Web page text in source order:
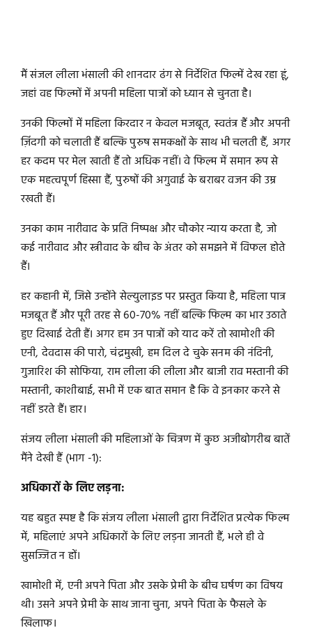
मैं संजल लीला भंसाली की शानदार ढंग से निर्देशित फिल्में देख रहा हूं,
जहां वह फिल्मों में अपनी महिला पात्रों को ध्यान से चुनता है।
उनकी फिल्मों में महिला किरदार न केवल मजबूत, स्वतंत्र हैं और अपनी
ज़िंदगी को चलाती हैं बल्कि पुरुष समकक्षों के साथ भी चलती हैं, अगर
हर कदम पर मेल खाती हैं तो अधिक नहीं। वे फिल्म में समान रूप से
एक महत्वपूर्ण हिस्सा हैं, पुरुषों की अगुवाई के बराबर वजन की उम्र
रखती हैं।
उनका काम नारीवाद के प्रति निष्पक्ष और चौकोर न्याय करता है, जो
कई नारीवाद और स्त्रीवाद के बीच के अंतर को समझने में विफल होते
हैं।
हर कहानी में, जिसे उन्होंने सेल्युलाइड पर प्रस्तुत किया है, महिला पात्र
मजबूत हैं और पूरी तरह से 60-70% नहीं बल्कि फिल्म का भार उठाते
हुए दिखाई देती हैं। अगर हम उन पात्रों को याद करें तो खामोशी की
एनी, देवदास की पारो, चंद्रमुखी, हम दिल दे चुके सनम की नंदिनी,
गुजारिश की सोफिया, राम लीला की लीला और बाजी राव मस्तानी की
मस्तानी, काशीबाई, सभी में एक बात समान है कि वे इनकार करने से
नहीं डरते हैं। हार।
संजय लीला भंसाली की महिलाओं के चित्रण में कुछ अजीबोगरीब बातें
मैंने देखी हैं (भाग -1):
अधिकारों के लिए लड़ना:
यह बहुत स्पष्ट है कि संजय लीला भंसाली द्वारा निर्देशित प्रत्येक फिल्म
में, महिलाएं अपने अधिकारों के लिए लड़ना जानती हैं, भले ही वे
सुसज्जित न हों।
खामोशी में, एनी अपने पिता और उसके प्रेमी के बीच घर्षण का विषय
थी। उसने अपने प्रेमी के साथ जाना चुना, अपने पिता के फैसले के
खिलाफ।